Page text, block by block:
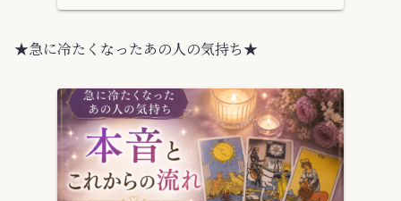
★急に冷たくなったあの人の気持ち★